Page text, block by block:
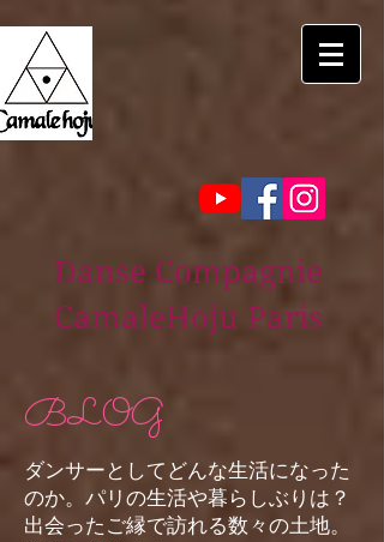
Danse Compagnie
CamaleHoju Paris
BLOG
ダンサーとしてどんな生活になった
のか。パリの生活や暮らしぶりは？
出会ったご縁で訪れる数々の土地。